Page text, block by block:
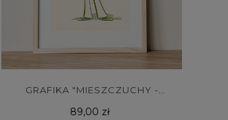
GRAFIKA "MIESZCZUCHY -
ŻABA"
Cena
89,00 zł